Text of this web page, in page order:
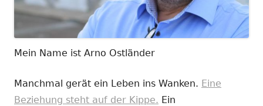
Mein Name ist Arno Ostländer
Manchmal gerät ein Leben ins Wanken. Eine
Beziehung steht auf der Kippe. Ein